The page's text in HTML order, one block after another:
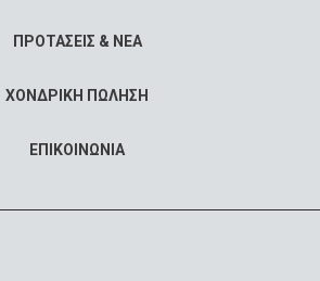
ΠΡΟΤΑΣΕΙΣ & ΝΕΑ
ΧΟΝΔΡΙΚΗ ΠΩΛΗΣΗ
ΕΠΙΚΟΙΝΩΝΙΑ